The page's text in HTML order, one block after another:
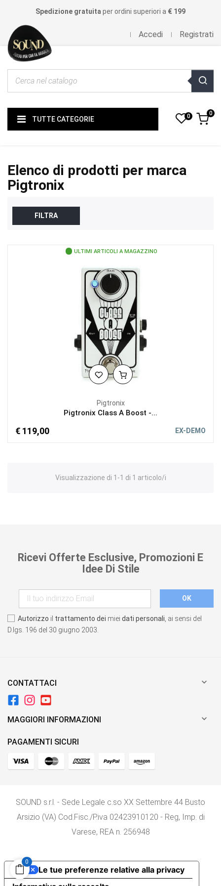
Spedizione gratuita per ordini superiori a € 199
Accedi Registrati
TUTTE CATEGORIE 0 0
Elenco di prodotti per marca
Pigtronix
FILTRA
ULTIMI ARTICOLI A MAGAZZINO
Pigtronix
Pigtronix Class A Boost -...
€ 119,00 EX-DEMO
Visualizzazione di 1-1 di 1 articolo/i
Ricevi Offerte Esclusive, Promozioni E
Idee Di Stile
Autorizzo il trattamento dei miei dati personali , ai sensi del
D.lgs. 196 del 30 giugno 2003.
CONTATTACI 
MAGGIORI INFORMAZIONI 
PAGAMENTI SICURI
SOUND s.r.l. - Sede Legale c.so XX Settembre 44 Busto
Arsizio (VA) Cod.Fisc./P.iva 02423910120 - Reg, Imp. di
Varese, REA n. 256948
0
Le tue preferenze relative alla privacy